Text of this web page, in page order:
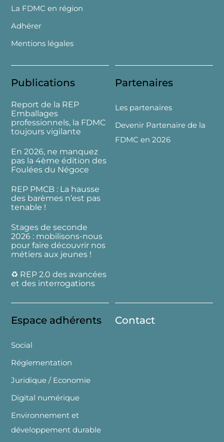
La FDMC en région
Adhérer
Mentions légales
Publications
Report de la REP
Emballages
professionnels, la FDMC
toujours vigilante
En 2026, ne manquez
pas la 4ème édition des
Foulées du Négoce
REP PMCB : La hausse
des barèmes n’est pas
tenable !
Stages de seconde
2026 : mobilisons-nous
pour faire découvrir nos
métiers aux jeunes !
♻️ REP 2.0 des avancées
et des interrogations
Partenaires
Les partenaires
Devenir Partenaire de la
FDMC en 2026
Espace adhérents
Social
Réglementation
Juridique / Economie
Digital numérique
Environnement et
développement durable
Contact